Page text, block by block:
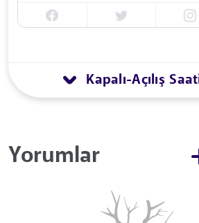
Kapalı-Açılış
Yorumlar